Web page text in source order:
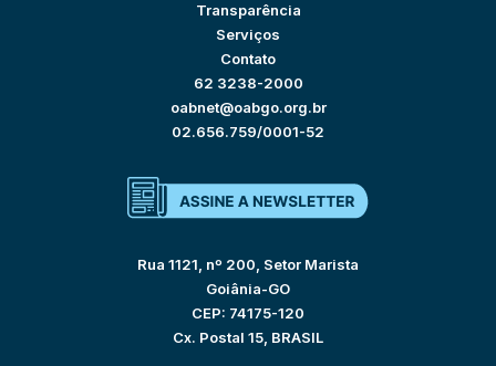
Transparência
Serviços
Contato
62 3238-2000
oabnet@oabgo.org.br
02.656.759/0001-52
Rua 1121, nº 200, Setor Marista
Goiânia-GO
CEP: 74175-120
Cx. Postal 15, BRASIL